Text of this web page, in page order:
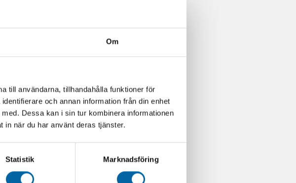
Om
till användarna, tillhandahålla funktioner för
och annan information från din enhet
Dessa kan i sin tur kombinera informationen
in när du har använt deras tjänster.
Statistik Marknadsföring